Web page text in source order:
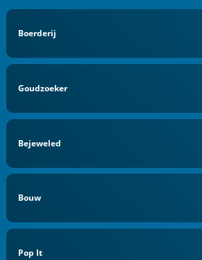
Boerderij
Goudzoeker
Bejeweled
Bouw
Pop It